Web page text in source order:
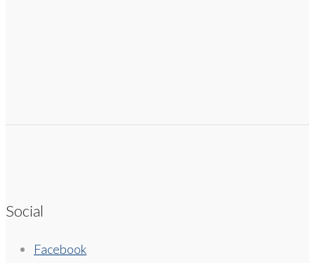
Social
Facebook